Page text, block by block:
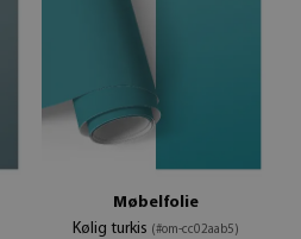
Møbelfolie
Kølig turkis (#om-cc02aab5)